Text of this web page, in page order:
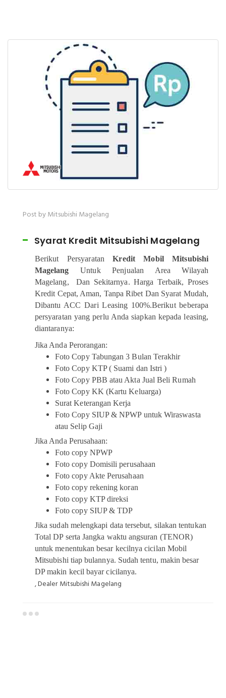
Post by Mitsubishi Magelang
Syarat Kredit Mitsubishi Magelang
Berikut PersyaratanKredit Mobil Mitsubishi
MagelangUntuk Penjualan Area Wilayah
Magelang, Dan Sekitarnya. Harga Terbaik, Proses
Kredit Cepat, Aman, Tanpa Ribet Dan Syarat Mudah,
Dibantu ACC Dari Leasing 100%.Berikut beberapa
persyaratan yang perlu Anda siapkan kepada leasing,
diantaranya:
Jika Anda Perorangan:
Foto Copy Tabungan 3 Bulan Terakhir
Foto Copy KTP ( Suami dan Istri )
Foto Copy PBB atau Akta Jual Beli Rumah
Foto Copy KK (Kartu Keluarga)
Surat Keterangan Kerja
Foto Copy SIUP & NPWP untuk Wiraswasta
atau Selip Gaji
Jika Anda Perusahaan:
Foto copy NPWP
Foto copy Domisili perusahaan
Foto copy Akte Perusahaan
Foto copy rekening koran
Foto copy KTP direksi
Foto copy SIUP & TDP
Jika sudah melengkapi data tersebut, silakan tentukan
Total DP serta Jangka waktu angsuran (TENOR)
untuk menentukan besar kecilnya cicilan Mobil
Mitsubishi tiap bulannya. Sudah tentu, makin besar
DP makin kecil bayar cicilanya.
, Dealer Mitsubishi Magelang